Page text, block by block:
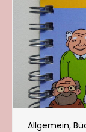
Allgemein,